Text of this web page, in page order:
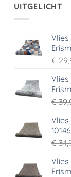
UITGELICHT
Vlies
€
Vlies
€
€
Vlies